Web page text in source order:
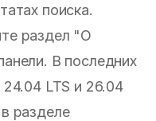
поиска.
раздел "О
В последних
24.04 LTS и 26.04
разделе